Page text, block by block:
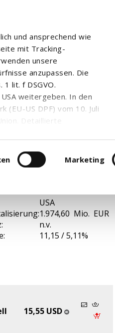
und ansprechend wie
mit Tracking-
unsere
anzupassen. Die
lit. f DSGVO.
weitergeben. In den
(EU-US DPF) vom 10. Juli
Detaillierte
können Sie Ihre
Marketing
USA
1.974,60 Mio. EUR
n.v.
11,15 / 5,11%
15,55 USD